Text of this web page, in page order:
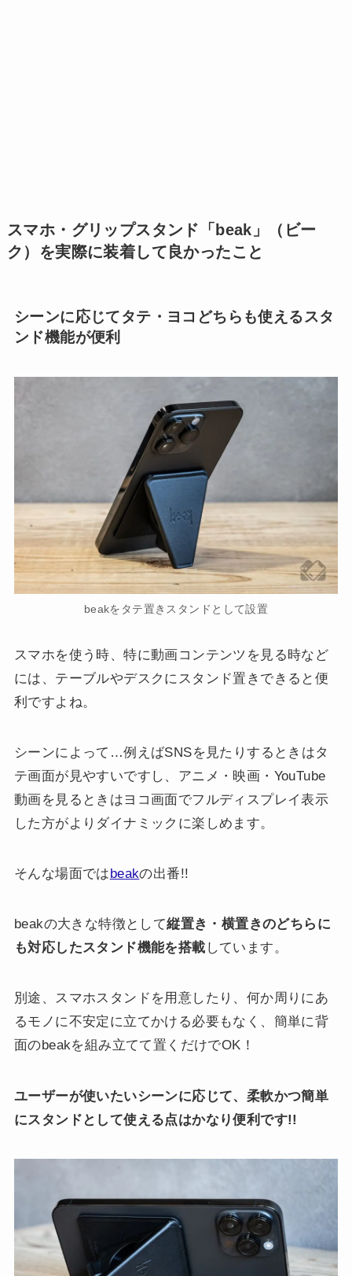
スマホ・グリップスタンド「beak」（ビー
ク）を実際に装着して良かったこと
シーンに応じてタテ・ヨコどちらも使えるスタ
ンド機能が便利
beakをタテ置きスタンドとして設置
スマホを使う時、特に動画コンテンツを見る時など
には、テーブルやデスクにスタンド置きできると便
利ですよね。
シーンによって…例えばSNSを見たりするときはタ
テ画面が見やすいですし、アニメ・映画・YouTube
動画を見るときはヨコ画面でフルディスプレイ表示
した方がよりダイナミックに楽しめます。
そんな場面では beakの出番!!
beakの大きな特徴として縦置き・横置きのどちらに
も対応したスタンド機能を搭載 しています。
別途、スマホスタンドを用意したり、何か周りにあ
るモノに不安定に立てかける必要もなく、簡単に背
面のbeakを組み立てて置くだけでOK！
ユーザーが使いたいシーンに応じて、柔軟かつ簡単
にスタンドとして使える点はかなり便利です!!